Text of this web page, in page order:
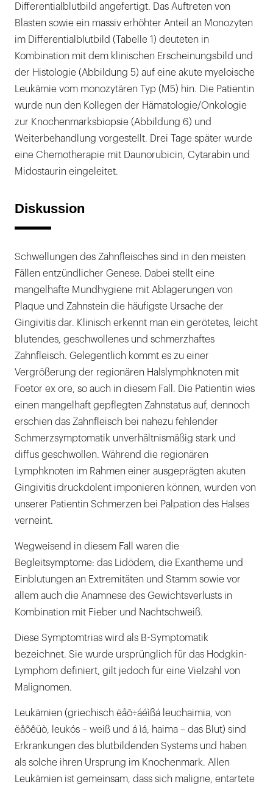
Differentialblutbild angefertigt. Das Auftreten von
Blasten sowie ein massiv erhöhter Anteil an Monozyten
im Differentialblutbild (Tabelle 1) deuteten in
Kombination mit dem klinischen Erscheinungsbild und
der Histologie (Abbildung 5) auf eine akute myeloische
Leukämie vom monozytären Typ (M5) hin. Die Patientin
wurde nun den Kollegen der Hämatologie/Onkologie
zur Knochenmarksbiopsie (Abbildung 6) und
Weiterbehandlung vorgestellt. Drei Tage später wurde
eine Chemotherapie mit Daunorubicin, Cytarabin und
Midostaurin eingeleitet.
Diskussion
Schwellungen des Zahnfleisches sind in den meisten
Fällen entzündlicher Genese. Dabei stellt eine
mangelhafte Mundhygiene mit Ablagerungen von
Plaque und Zahnstein die häufigste Ursache der
Gingivitis dar. Klinisch erkennt man ein gerötetes, leicht
blutendes, geschwollenes und schmerzhaftes
Zahnfleisch. Gelegentlich kommt es zu einer
Vergrößerung der regionären Halslymphknoten mit
Foetor ex ore, so auch in diesem Fall. Die Patientin wies
einen mangelhaft gepflegten Zahnstatus auf, dennoch
erschien das Zahnfleisch bei nahezu fehlender
Schmerzsymptomatik unverhältnismäßig stark und
diffus geschwollen. Während die regionären
Lymphknoten im Rahmen einer ausgeprägten akuten
Gingivitis druckdolent imponieren können, wurden von
unserer Patientin Schmerzen bei Palpation des Halses
verneint.
Wegweisend in diesem Fall waren die
Begleitsymptome: das Lidödem, die Exantheme und
Einblutungen an Extremitäten und Stamm sowie vor
allem auch die Anamnese des Gewichtsverlusts in
Kombination mit Fieber und Nachtschweiß.
Diese Symptomtrias wird als B-Symptomatik
bezeichnet. Sie wurde ursprünglich für das Hodgkin-
Lymphom definiert, gilt jedoch für eine Vielzahl von
Malignomen.
Leukämien (griechisch ëåõ÷áéìßá leuchaimia, von
ëåõêüò, leukós – weiß und á ìá, haima – das Blut) sind
Erkrankungen des blutbildenden Systems und haben
als solche ihren Ursprung im Knochenmark. Allen
Leukämien ist gemeinsam, dass sich maligne, entartete